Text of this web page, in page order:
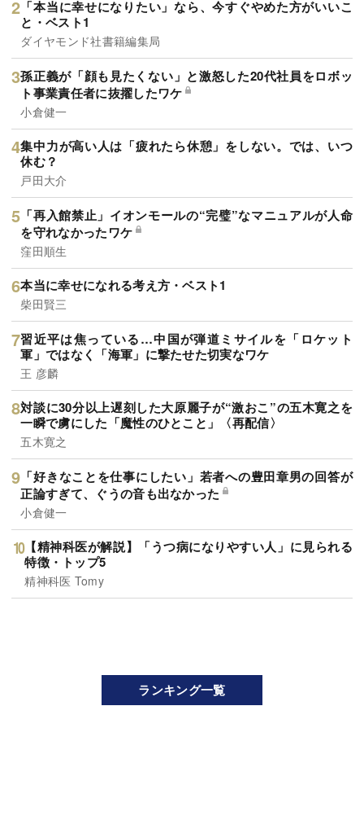
「本当に幸せになりたい」なら、今すぐやめた方がいいこ
と・ベスト1
ダイヤモンド社書籍編集局
孫正義が「顔も見たくない」と激怒した20代社員をロボッ
ト事業責任者に抜擢したワケ
小倉健一
集中力が高い人は「疲れたら休憩」をしない。では、いつ
休む？
戸田大介
「再入館禁止」イオンモールの“完璧”なマニュアルが人命
を守れなかったワケ
窪田順生
本当に幸せになれる考え方・ベスト1
柴田賢三
習近平は焦っている…中国が弾道ミサイルを「ロケット
軍」ではなく「海軍」に撃たせた切実なワケ
王 彦麟
対談に30分以上遅刻した大原麗子が“激おこ”の五木寛之を
一瞬で虜にした「魔性のひとこと」〈再配信〉
五木寛之
「好きなことを仕事にしたい」若者への豊田章男の回答が
正論すぎて、ぐうの音も出なかった
小倉健一
【精神科医が解説】「うつ病になりやすい人」に見られる
特徴・トップ5
精神科医 Tomy
ランキング一覧